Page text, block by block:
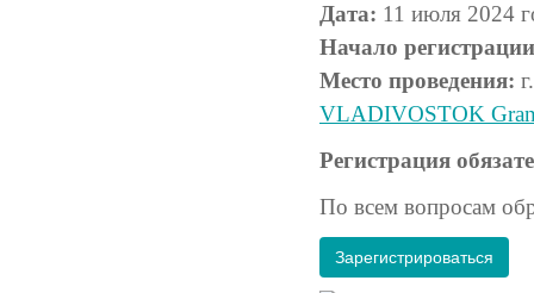
Дата: 11 июля 2024
Начало
Место проведения:
VLADIVOSTOK
Регистрация
По всем вопросам
Зарегистрироваться